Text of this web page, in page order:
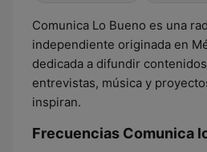
Comunica Lo Bueno es una
independiente originada en
dedicada a difundir
entrevistas, música y
inspiran.
Frecuencias Comunica